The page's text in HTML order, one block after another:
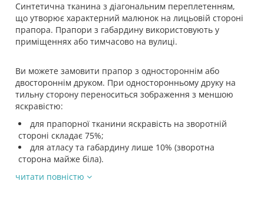
Синтетична тканина з діагональним переплетенням,
що утворює характерний малюнок на лицьовій стороні
прапора. Прапори з габардину використовують у
приміщеннях або тимчасово на вулиці.
Ви можете замовити прапор з одностороннім або
двостороннім друком. При односторонньому друку на
тильну сторону переноситься зображення з меншою
яскравістю:
для прапорної тканини яскравість на зворотній
стороні складає 75%;
для атласу та габардину лише 10% (зворотна
сторона майже біла).
читати повністю